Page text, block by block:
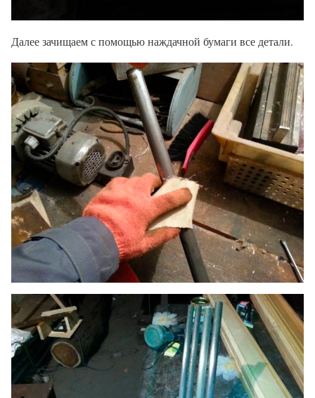
Далее зачищаем с помощью наждачной бумаги все детали.